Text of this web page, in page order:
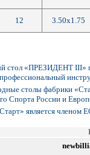
12 3.50x1.75
стол «ПРЕЗИДЕНТ III»
профессиональный
столы фабрики
Спорта России и
является членом